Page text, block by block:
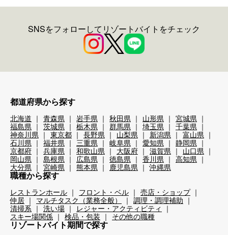
SNSをフォローしてリゾートバイトをチェック
都道府県から探す
北海道 青森県 岩手県 秋田県 山形県
宮城県
福島県
茨城県 栃木県 群馬県 埼玉県
千葉県
神奈川県
東京都 長野県 山梨県 新潟県
富山県
石川県
福井県 三重県 岐阜県 愛知県
静岡県
京都府
兵庫県 和歌山県 大阪府 滋賀県
山口県
岡山県
島根県 広島県 徳島県 香川県
高知県
大分県
宮崎県 熊本県 鹿児島県 沖縄県
職種から探す
レストランホール フロント・ベル
売店・ショップ
仲居
マルチタスク（業務全般）
調理・調理補助
清掃系
洗い場
レジャー・アクティビティ
スキー場関係
検品・包装 その他の職種
リゾートバイト期間で探す